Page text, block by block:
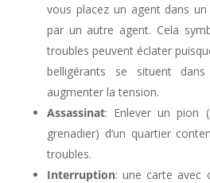
vous placez un agent dans
par un autre agent. Cela
troubles peuvent éclater
belligérants se situent
augmenter la tension.
Assassinat: Enlever un pion
grenadier) d’un quartier
troubles.
Interruption: une carte avec